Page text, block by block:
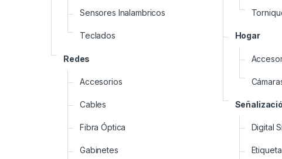
Sensores Inalambricos
Teclados
Redes
Accesorios
Cables
Fibra Óptica
Gabinetes
Hogar
Digital